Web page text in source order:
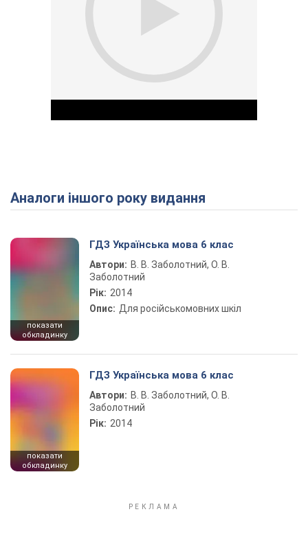
Play Video
Аналоги іншого року видання
показати
обкладинку
ГДЗ Українська мова 6 клас
Автори: В. В. Заболотний, О. В.
Заболотний
Рік: 2014
Опис: Для російськомовних шкіл
показати
обкладинку
ГДЗ Українська мова 6 клас
Автори: В. В. Заболотний, О. В.
Заболотний
Рік: 2014